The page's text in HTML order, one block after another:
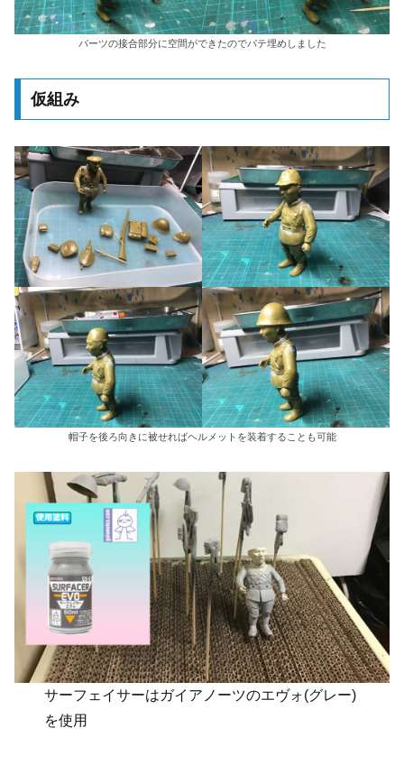
パーツの接合部分に空間ができたのでパテ埋めしました
仮組み
帽子を後ろ向きに被せればヘルメットを装着することも可能
サーフェイサーはガイアノーツのエヴォ(グレー)
を使用